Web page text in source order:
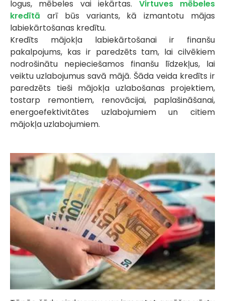
logus, mēbeles vai iekārtas. Virtuves mēbeles
kredītā arī būs variants, kā izmantotu mājas
labiekārtošanas kredītu.
Kredīts mājokļa labiekārtošanai ir finanšu
pakalpojums, kas ir paredzēts tam, lai cilvēkiem
nodrošinātu nepieciešamos finanšu līdzekļus, lai
veiktu uzlabojumus savā mājā. Šāda veida kredīts ir
paredzēts tieši mājokļa uzlabošanas projektiem,
tostarp remontiem, renovācijai, paplašināšanai,
energoefektivitātes uzlabojumiem un citiem
mājokļa uzlabojumiem.